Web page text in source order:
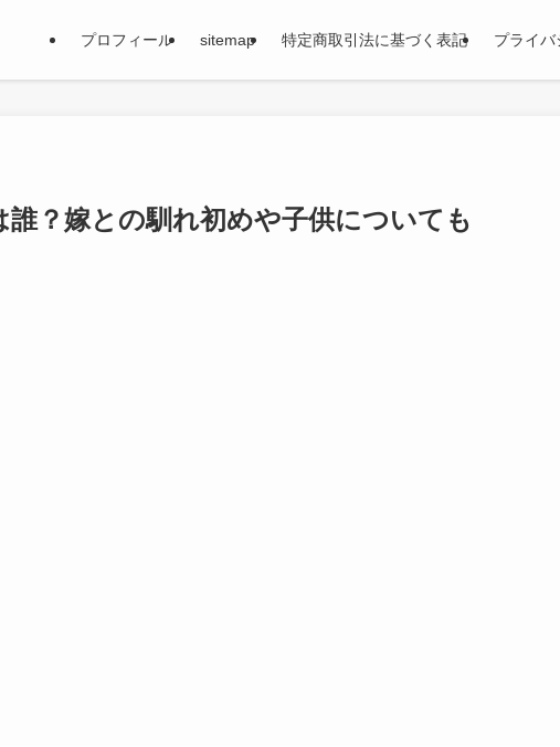
プロフィール sitemap 特定商取引法に基づく表記 プライ
誰？嫁との馴れ初めや子供についても